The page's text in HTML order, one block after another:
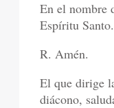
En el nombre
Espíritu Santo.
R. Amén.
El que dirige
diácono,